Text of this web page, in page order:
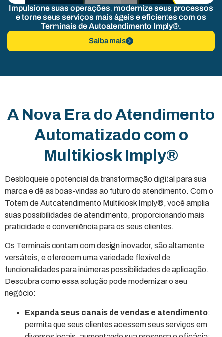
Impulsione suas operações, modernize seus processos
e torne seus serviços mais ágeis e eficientes com os
Terminais de Autoatendimento Imply®.
Saiba mais
A Nova Era do Atendimento
Automatizado com o
Multikiosk Imply®
Desbloqueie o potencial da transformação digital para sua
marca e dê as boas-vindas ao futuro do atendimento. Com o
Totem de Autoatendimento Multikiosk Imply®, você amplia
suas possibilidades de atendimento, proporcionando mais
praticidade e conveniência para os seus clientes.
Os Terminais contam com design inovador, são altamente
versáteis, e oferecem uma variedade flexível de
funcionalidades para inúmeras possibilidades de aplicação.
Descubra como essa solução pode modernizar o seu
negócio:
Expanda seus canais de vendas e atendimento:
permita que seus clientes acessem seus serviços em